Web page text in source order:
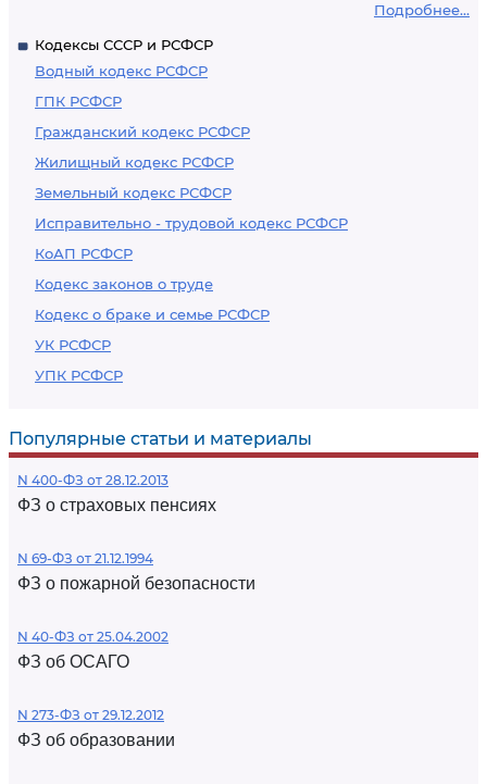
Подробнее...
Кодексы СССР и РСФСР
Водный кодекс РСФСР
ГПК РСФСР
Гражданский кодекс РСФСР
Жилищный кодекс РСФСР
Земельный кодекс РСФСР
Исправительно - трудовой кодекс РСФСР
КоАП РСФСР
Кодекс законов о труде
Кодекс о браке и семье РСФСР
УК РСФСР
УПК РСФСР
Популярные статьи и материалы
N 400-ФЗ от 28.12.2013
ФЗ о страховых пенсиях
N 69-ФЗ от 21.12.1994
ФЗ о пожарной безопасности
N 40-ФЗ от 25.04.2002
ФЗ об ОСАГО
N 273-ФЗ от 29.12.2012
ФЗ об образовании